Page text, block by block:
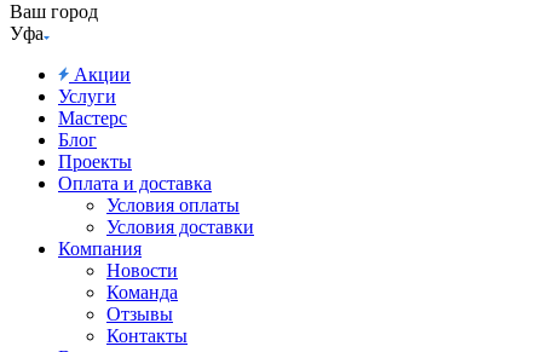
Ваш город
Уфа
Акции
Услуги
Мастерс
Блог
Проекты
Оплата и доставка
Условия оплаты
Условия доставки
Компания
Новости
Команда
Отзывы
Контакты